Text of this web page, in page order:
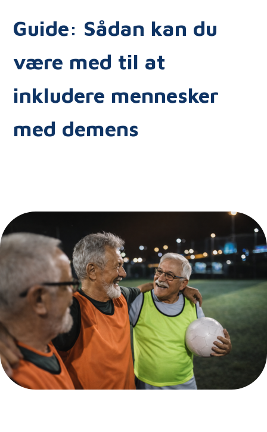
Guide: Sådan kan du
være med til at
inkludere mennesker
med demens